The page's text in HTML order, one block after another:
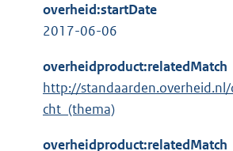
overheid:startDate
2017-06-06
overheidproduct:relatedMatch
http://
cht_(thema)
overheidproduct:relatedMatch